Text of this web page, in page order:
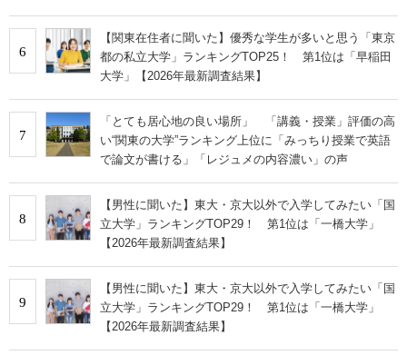
6
【関東在住者に聞いた】優秀な学生が多いと思う「東京
都の私立大学」ランキングTOP25！ 第1位は「早稲田
大学」【2026年最新調査結果】
7
「とても居心地の良い場所」 「講義・授業」評価の高
い“関東の大学”ランキング上位に「みっちり授業で英語
で論文が書ける」「レジュメの内容濃い」の声
8
【男性に聞いた】東大・京大以外で入学してみたい「国
立大学」ランキングTOP29！ 第1位は「一橋大学」
【2026年最新調査結果】
9
【男性に聞いた】東大・京大以外で入学してみたい「国
立大学」ランキングTOP29！ 第1位は「一橋大学」
【2026年最新調査結果】